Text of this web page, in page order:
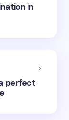
in
perfect